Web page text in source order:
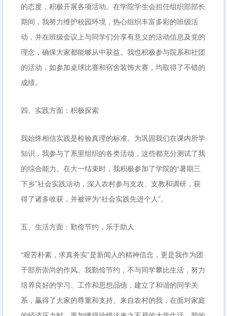
的态度，积极开展各项活动。在学院学生会担任组织部部长
期间，我努力维护校园环境，热心组织丰富多彩的班级活
动，并在班级会议上与同学们分享有意义的活动信息及党的
理念，确保大家都能够从中获益。我也积极参与院系和社团
的活动，如参加桌球比赛和宿舍装饰大赛，均取得了不错的
成绩。
四、实践方面：积极探索
我始终相信实践是检验真理的标准。为巩固我们在课内所学
知识，我参与了系里组织的各类活动，这些都充分测试了我
的综合能力。在大一结束时，我积极参加了学院的“暑期三
下乡”社会实践活动，深入农村参与支农、支教和调研，获
得了诸多收获，并被评为“社会实践先进个人”。
五、生活方面：勤俭节约，乐于助人
“艰苦朴素，求真务实”是新闻人的精神信念，更是我作为团
干部所崇尚的作风。我勤俭节约，不与同学攀比生活，努力
培养良好的学习、工作和思想品德，建立了和谐的同学关
系，赢得了大家的尊重和支持。来自农村的我，在面对家庭